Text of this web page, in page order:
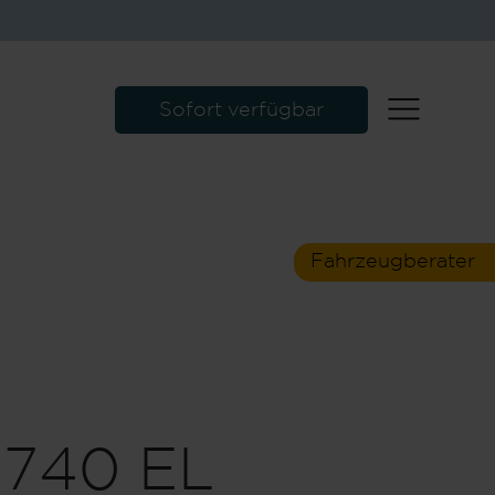
Sofort verfügbar
Fahrzeugberater
740 EL
festgelegte Masse für
Sonderausstattung